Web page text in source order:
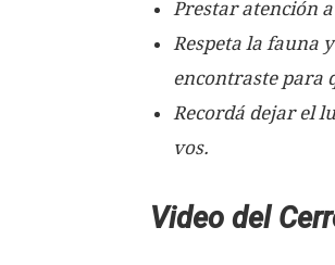
Prestar atención
Respeta la fauna
encontraste para
Recordá dejar el
vos.
Video del